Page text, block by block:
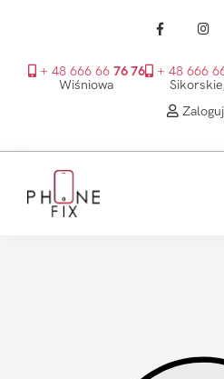
+ 48 666 66 76 76
Wiśniowa
+ 48 666
głównego